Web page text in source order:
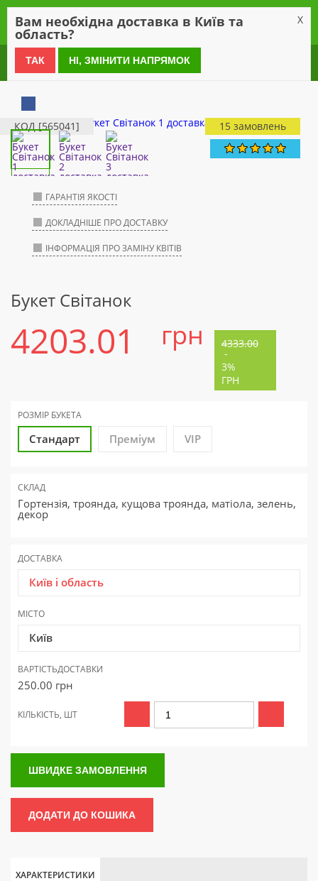
0 800 21 54 55
КОД [565041] 15 замовлень
ГАРАНТІЯ ЯКОСТІ
ДОКЛАДНІШЕ ПРО ДОСТАВКУ
ІНФОРМАЦІЯ ПРО ЗАМІНУ КВІТІВ
Букет Світанок
4203.01 грн 4333.00
-
3%
ГРН
РОЗМІР БУКЕТА
Стандарт Преміум VIP
СКЛАД
Гортензія, троянда, кущова троянда, матіола, зелень,
декор
ДОСТАВКА
Київ і область
МІСТО
Київ
ВАРТІСТЬДОСТАВКИ
250.00 грн
КІЛЬКІСТЬ, ШТ
ШВИДКЕ ЗАМОВЛЕННЯ
ДОДАТИ ДО КОШИКА
ХАРАКТЕРИСТИКИ
Вам необхідна доставка в Київ та
область?
X
ТАК НІ, ЗМІНИТИ НАПРЯМОК